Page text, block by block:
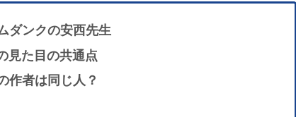
ダンクの安西先生
見た目の共通点
作者は同じ人？